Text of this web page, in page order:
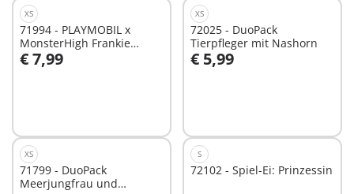
XS
71994 - PLAYMOBIL x
MonsterHigh Frankie
Stein™
€ 7,99
In den Warenkorb
XS
72025 - DuoPack
Tierpfleger mit Nashorn
€ 5,99
In den Warenkorb
XS
71799 - DuoPack
Meerjungfrau und
S
72102 - Spiel-Ei: Prinzessin